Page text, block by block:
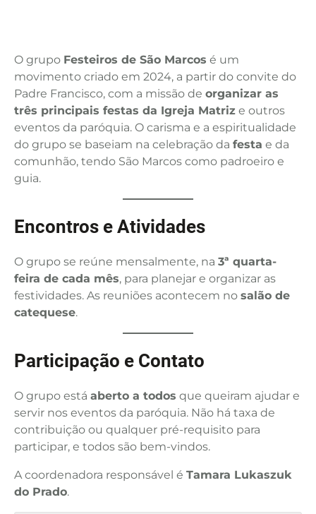
O grupo Festeiros de São Marcos é um
movimento criado em 2024, a partir do convite do
Padre Francisco, com a missão de organizar as
três principais festas da Igreja Matriz e outros
eventos da paróquia. O carisma e a espiritualidade
do grupo se baseiam na celebração da festa e da
comunhão, tendo São Marcos como padroeiro e
guia.
Encontros e Atividades
O grupo se reúne mensalmente, na 3ª quarta-
feira de cada mês, para planejar e organizar as
festividades. As reuniões acontecem no salão de
catequese.
Participação e Contato
O grupo está aberto a todos que queiram ajudar e
servir nos eventos da paróquia. Não há taxa de
contribuição ou qualquer pré-requisito para
participar, e todos são bem-vindos.
A coordenadora responsável é Tamara Lukaszuk
do Prado.